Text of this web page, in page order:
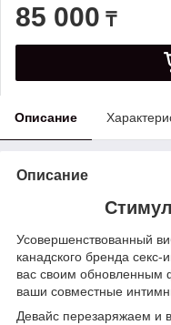
85 000 ₸
Описание
Описание
Усовершенствованный
канадского бренда секс-
вас своим обновленным
ваши совместные
Девайс перезаряжаем и